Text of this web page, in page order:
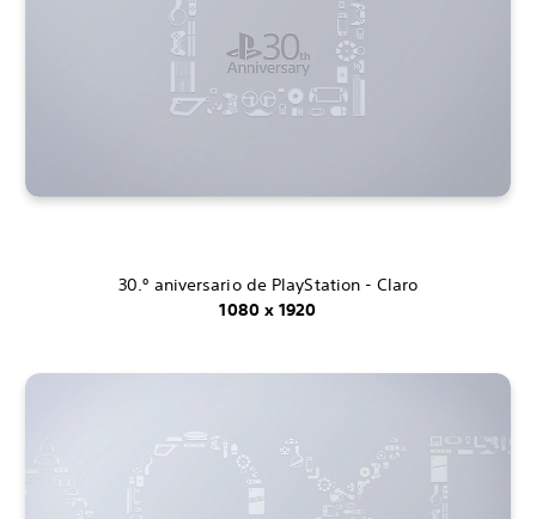
30.º aniversario de PlayStation - Claro
1080 x 1920